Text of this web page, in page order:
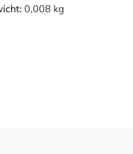
0,008 kg